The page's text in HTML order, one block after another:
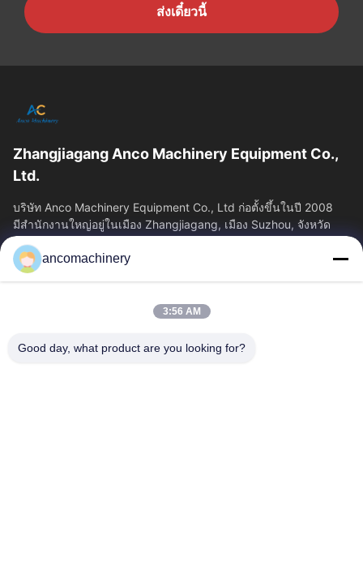
ส่งเดี๋ยวนี้
Zhangjiagang Anco Machinery Equipment Co.,
Ltd.
บริษัท Anco Machinery Equipment Co., Ltd ก่อตั้งขึ้นในปี 2008
มีสํานักงานใหญ่อยู่ในเมือง Zhangjiagang, เมือง Suzhou, จังหวัด
Jiangsu.
ลิงก์ด่วน
เกี่ยวกับเรา
ทัวร์โรงงาน
ควบคุมคุณภาพ
ancomachinery
3:56 AM
Good day, what product are you looking for?